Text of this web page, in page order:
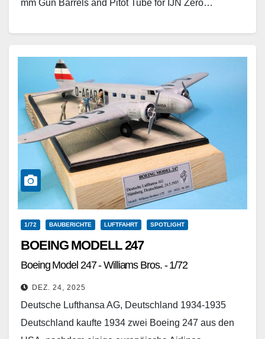
mm Gun Barrels and Pitot Tube for IJN Zero…
1/72 BAUBERICHTE LUFTFAHRT SPOTLIGHT
BOEING MODELL 247
Boeing Model 247 - Williams Bros. - 1/72
DEZ. 24, 2025
Deutsche Lufthansa AG, Deutschland 1934-1935
Deutschland kaufte 1934 zwei Boeing 247 aus den